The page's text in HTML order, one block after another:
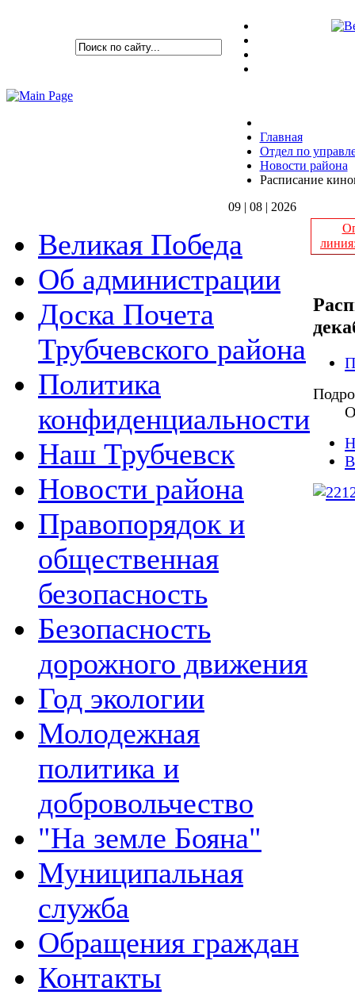
Главная
Отдел по
Новости района
Расписание
09 | 08 | 2026
Великая Победа
Об администрации
Доска Почета
Трубчевского района
Политика
конфиденциальности
Наш Трубчевск
Новости района
Правопорядок и
общественная
безопасность
Безопасность
дорожного движения
Год экологии
Молодежная
политика и
добровольчество
"На земле Бояна"
Муниципальная
служба
Обращения граждан
Контакты